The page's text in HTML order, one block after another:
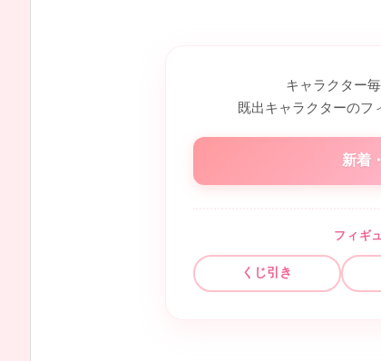
キャラクター
既出キャラクターのフ
新着
フィギ
くじ引き